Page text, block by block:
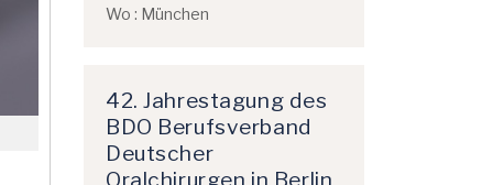
Wo : München
42. Jahrestagung des
BDO Berufsverband
Deutscher
Oralchirurgen in Berlin